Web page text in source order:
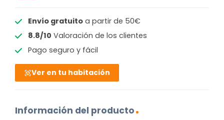
Envío gratuitoa partir de 50€
8.8/10 Valoración de los clientes
Pago seguro y fácil
Ver en tu habitación
Información del producto